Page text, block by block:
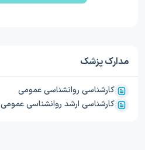
مدارک پزشک
کارشناسی روانشناسی عمومی
کارشناسی ارشد روانشناسی عمومی